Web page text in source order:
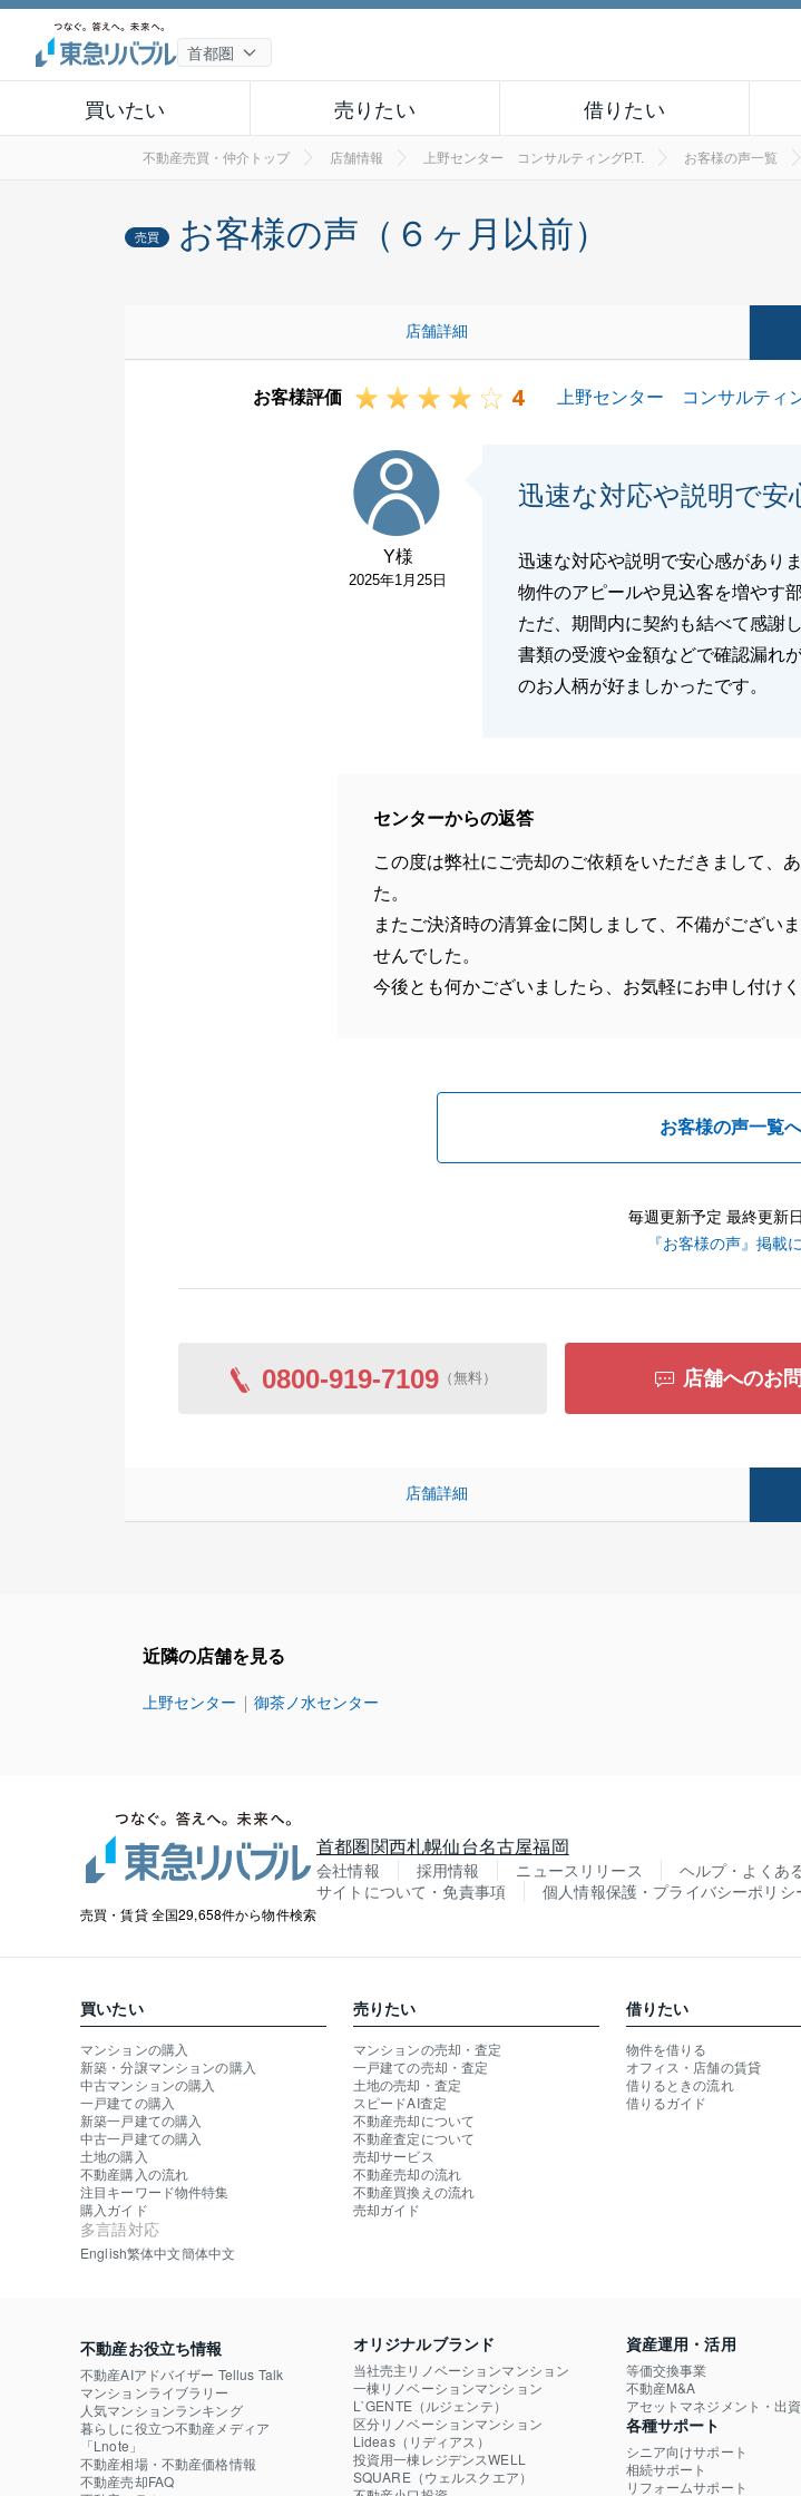
買いたい 売りたい 借りたい
不動産売買・仲介トップ 店舗情報 上野センター コンサルティングP.T. お客様の声一覧
売買 お客様の声（６ヶ月以前）
店舗詳細
お客様評価 4 上野センター コンサルティ
Y様
2025年1月25日
迅速な対応や説明で安
迅速な対応や説明で安心感がありま
物件のアピールや見込客を増やす
ただ、期間内に契約も結べて感謝し
書類の受渡や金額などで確認漏れ
のお人柄が好ましかったです。
センターからの返答
この度は弊社にご売却のご依頼をいただきまして、
た。
またご決済時の清算金に関しまして、不備がござい
せんでした。
今後とも何かございましたら、お気軽にお申し付けく
お客様の声一覧
毎週更新予定 最終更新
『お客様の声』掲載
0800-919-7109 （無料） 店舗へのお
店舗詳細
近隣の店舗を見る
上野センター 御茶ノ水センター
売買・賃貸 全国29,658件から物件検索
首都圏関西札幌仙台名古屋福岡
会社情報 採用情報 ニュースリリース ヘルプ・よくあ
サイトについて・免責事項
個人情報保護・プライバシーポリシ
買いたい
マンションの購入
新築・分譲マンションの購入
中古マンションの購入
一戸建ての購入
新築一戸建ての購入
中古一戸建ての購入
土地の購入
不動産購入の流れ
注目キーワード物件特集
購入ガイド
多言語対応
English繁体中文簡体中文
売りたい
マンションの売却・査定
一戸建ての売却・査定
土地の売却・査定
スピードAI査定
不動産売却について
不動産査定について
売却サービス
不動産売却の流れ
不動産買換えの流れ
売却ガイド
借りたい
物件を借りる
オフィス・店舗の賃貸
借りるときの流れ
借りるガイド
不動産お役立ち情報
不動産AIアドバイザー Tellus Talk
マンションライブラリー
人気マンションランキング
暮らしに役立つ不動産メディア
「Lnote」
不動産相場・不動産価格情報
不動産売却FAQ
オリジナルブランド
当社売主リノベーションマンション
一棟リノベーションマンション
L`GENTE（ルジェンテ）
区分リノベーションマンション
Lideas（リディアス）
投資用一棟レジデンスWELL
SQUARE（ウェルスクエア）
資産運用・活用
等価交換事業
不動産M&A
アセットマネジメント・出資
各種サポート
シニア向けサポート
相続サポート
リフォームサポート